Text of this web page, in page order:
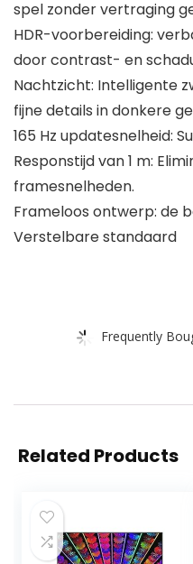
spel zonder vertraging
HDR-voorbereiding:
door contrast- en
Nachtzicht: Intelligente
fijne details in donkere
165 Hz updatesnelheid:
Responstijd van 1 m:
framesnelheden.
Frameloos ontwerp: de
Verstelbare standaard
Frequently
Related Products